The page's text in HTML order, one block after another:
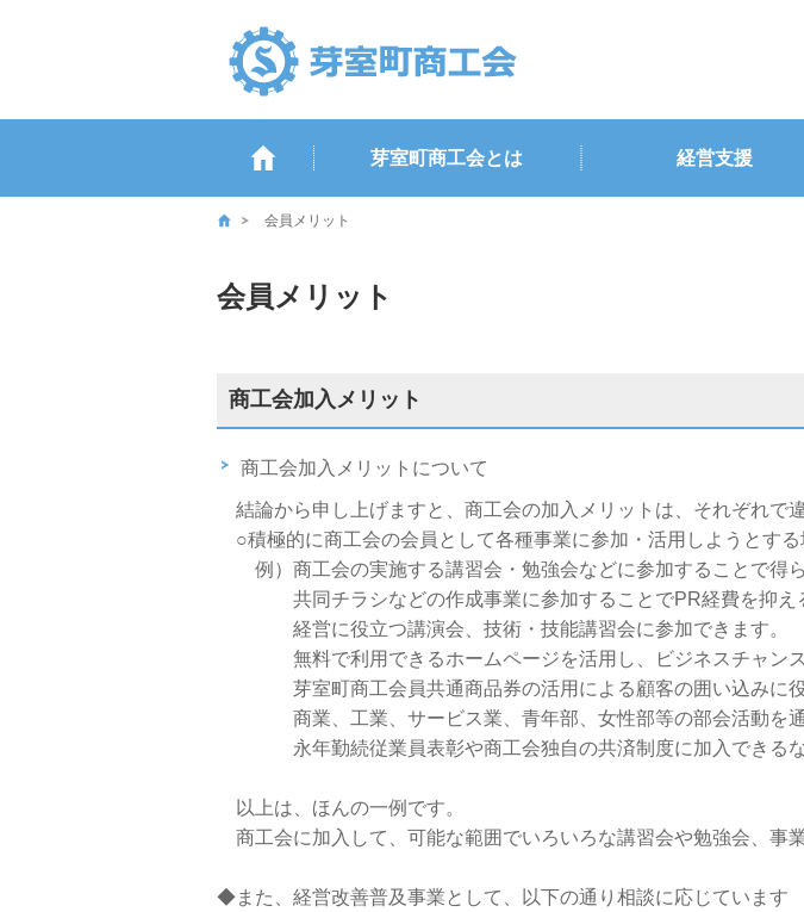
芽室町商工会とは 経営支援
会員メリット
会員メリット
商工会加入メリット
商工会加入メリットについて
結論から申し上げますと、商工会の加入メリットは、それぞれで
○積極的に商工会の会員として各種事業に参加・活用しようとす
例）商工会の実施する講習会・勉強会などに参加することで得
共同チラシなどの作成事業に参加することでPR経費を抑え
経営に役立つ講演会、技術・技能講習会に参加できます。
無料で利用できるホームページを活用し、ビジネスチャンス
芽室町商工会員共通商品券の活用による顧客の囲い込みに役
商業、工業、サービス業、青年部、女性部等の部会活動を通
永年勤続従業員表彰や商工会独自の共済制度に加入できるな
以上は、ほんの一例です。
商工会に加入して、可能な範囲でいろいろな講習会や勉強会、事
◆また、経営改善普及事業として、以下の通り相談に応じています